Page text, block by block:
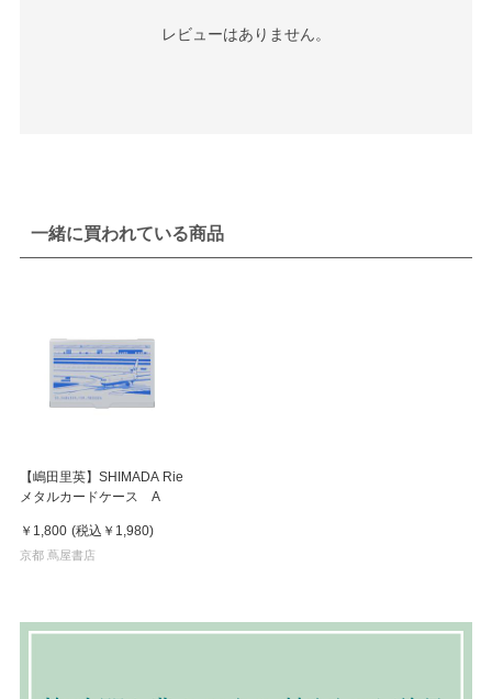
レビューはありません。
一緒に買われている商品
【嶋田里英】SHIMADA Rie
メタルカードケース A
￥1,800 (税込 ￥1,980)
京都 蔦屋書店